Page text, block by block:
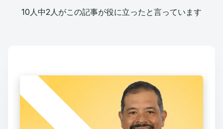
10人中2人がこの記事が役に立ったと言っています